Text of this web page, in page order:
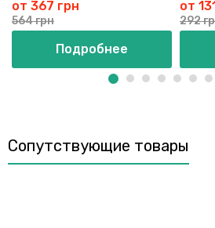
от 367 грн
564 грн
Подробнее
от
292
Сопутствующие товары